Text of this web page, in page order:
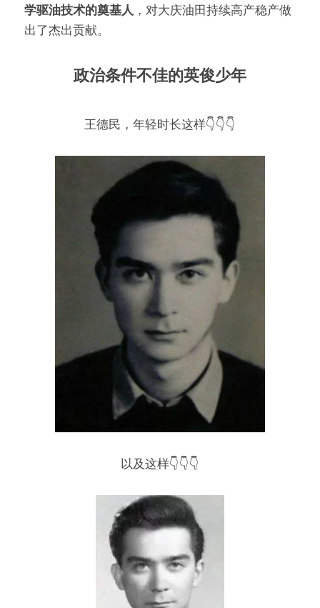
学驱油技术的奠基人 ，对大庆油田持续高产稳产做
出了杰出贡献。
政治条件不佳的英俊少年
王德民，年轻时长这样👇👇👇
以及这样👇👇👇